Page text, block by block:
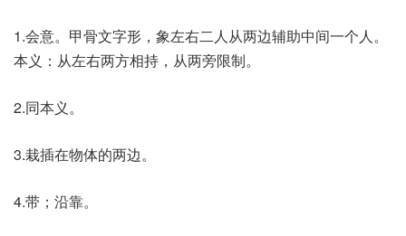
1.会意。甲骨文字形，象左右二人从两边辅助中间一个人。
本义：从左右两方相持，从两旁限制。
2.同本义。
3.栽插在物体的两边。
4.带；沿靠。